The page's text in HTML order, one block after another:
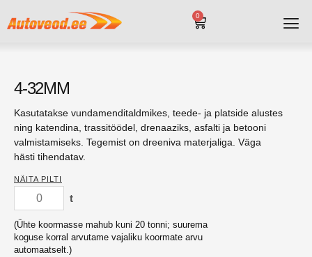
0
4-32MM
Kasutatakse vundamenditaldmikes, teede- ja platside alustes
ning katendina, trassitöödel, drenaaziks, asfalti ja betooni
valmistamiseks. Tegemist on dreeniva materjaliga. Väga
hästi tihendatav.
NÄITA PILTI
t
(Ühte koormasse mahub kuni 20 tonni; suurema
koguse korral arvutame vajaliku koormate arvu
automaatselt.)